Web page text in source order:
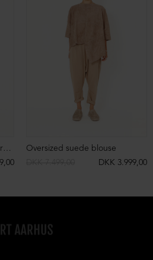
Ruskindsnederdel med justérbare remme
Oversized suede blouse
DKK 3.999,00